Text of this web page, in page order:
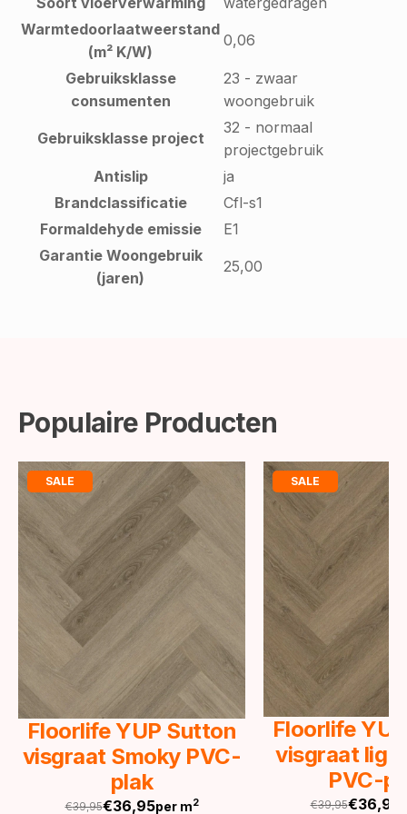
Warmtedoorlaatweerstand
(m² K/W)
0,06
Gebruiksklasse
consumenten
23 - zwaar
woongebruik
Gebruiksklasse project
32 - normaal
projectgebruik
Antislip
ja
Brandclassificatie
Cfl-s1
Formaldehyde emissie
E1
Garantie Woongebruik
(jaren)
25,00
Populaire Producten
SALE
Floorlife YUP Sutton
visgraat Smoky PVC-
plak
€39,95€36,95per m2
SALE
Floorlife
visgraat
PVC-
€39,95€36,95